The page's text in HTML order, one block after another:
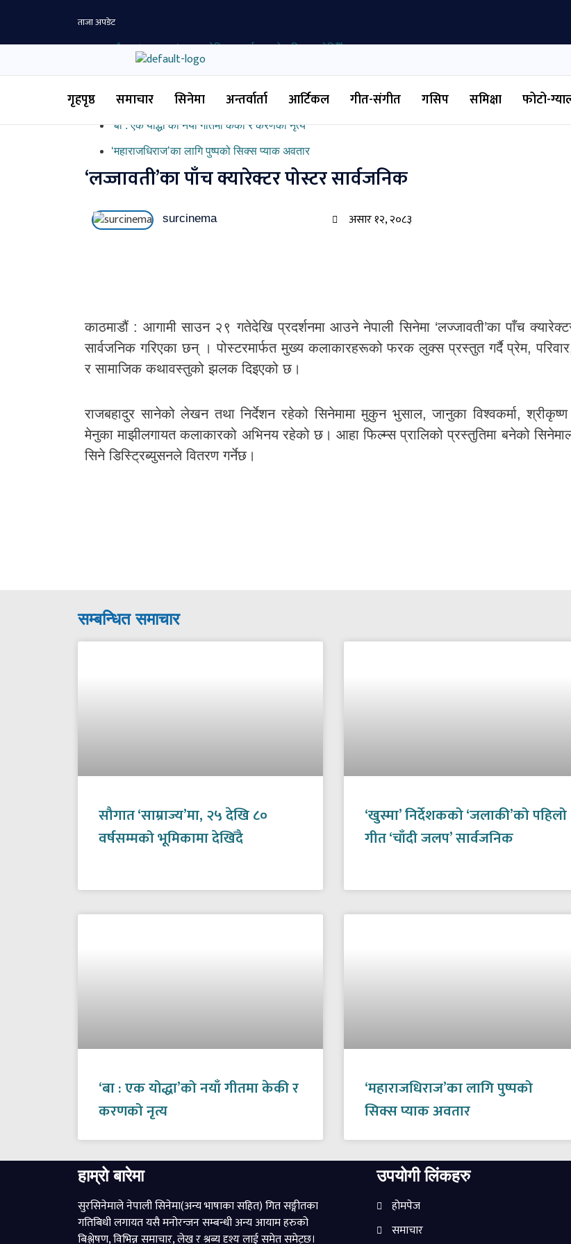
content
ताजा अपडेट
सौगात ‘साम्राज्य’मा, २५ देखि ८० वर्षसम्मको भूमिकामा देखिँदै
‘खुस्मा’ निर्देशकको ‘जलाकी’को पहिलो गीत ‘चाँदी जलप’ सार्वजनिक
५० वर्षपछिको अदम्य सपना : सगरमाथाको जोखिमपूर्ण यात्रामा ‘रोड टु एभरेस्ट’
‘बा : एक योद्धा’को नयाँ गीतमा केकी र करणको नृत्य
‘महाराजधिराज’का लागि पुष्पको सिक्स प्याक अवतार
गृहपृष्ठ समाचार सिनेमा अन्तर्वार्ता आर्टिकल गीत-संगीत गसिप समिक्षा फोटो-
‘लज्जावती’का पाँच क्यारेक्टर पोस्टर सार्वजनिक
surcinema असार १२, २०८३
काठमाडौं : आगामी साउन २९ गतेदेखि प्रदर्शनमा आउने नेपाली सिनेमा ‘लज्जावती’का पाँच
सार्वजनिक गरिएका छन् । पोस्टरमार्फत मुख्य कलाकारहरूको फरक लुक्स प्रस्तुत गर्दै प्रेम,
र सामाजिक कथावस्तुको झलक दिइएको छ।
राजबहादुर सानेको लेखन तथा निर्देशन रहेको सिनेमामा मुकुन भुसाल, जानुका विश्वकर्मा, श्रीकृष्ण
मेनुका माझीलगायत कलाकारको अभिनय रहेको छ। आहा फिल्म्स प्रालिको प्रस्तुतिमा बनेको
सिने डिस्ट्रिब्युसनले वितरण गर्नेछ।
सम्बन्धित समाचार
सौगात ‘साम्राज्य’मा, २५ देखि ८०
वर्षसम्मको भूमिकामा देखिँदै
‘खुस्मा’ निर्देशकको ‘जलाकी’को पहिलो
गीत ‘चाँदी जलप’ सार्वजनिक
‘बा : एक योद्धा’को नयाँ गीतमा केकी र
करणको नृत्य
‘महाराजधिराज’का लागि पुष्पको
सिक्स प्याक अवतार
हाम्रो बारेमा
सुरसिनेमाले नेपाली सिनेमा(अन्य भाषाका सहित) गित सङ्गीतका
गतिबिधी लगायत यसै मनोरन्जन सम्बन्धी अन्य आयाम हरुको
बिश्लेषण, विभिन्न समाचार, लेख र श्रब्य दृश्य लाई समेत समेट्छ।
उपयोगी लिंकहरु
होमपेज
समाचार